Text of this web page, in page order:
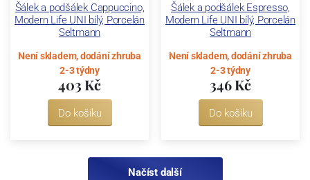
Šálek a podšálek Cappuccino,
Modern Life UNI bílý, Porcelán
Seltmann
Není skladem, dodání zhruba
2-3 týdny
403 Kč
Do košíku
Šálek a podšálek Espresso,
Modern Life UNI bílý, Porcelán
Seltmann
Není skladem, dodání zhruba
2-3 týdny
346 Kč
Do košíku
Načíst další